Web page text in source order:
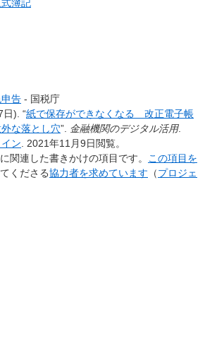
簿記
告 - 国税庁
). “紙で保存ができなくなる 改正電子帳
な落とし穴”. 金融機関のデジタル活用.
ン. 2021年11月9日閲覧。
に関連した書きかけの項目 です。 この項目を
くださる協力者を求めています （プロジェ